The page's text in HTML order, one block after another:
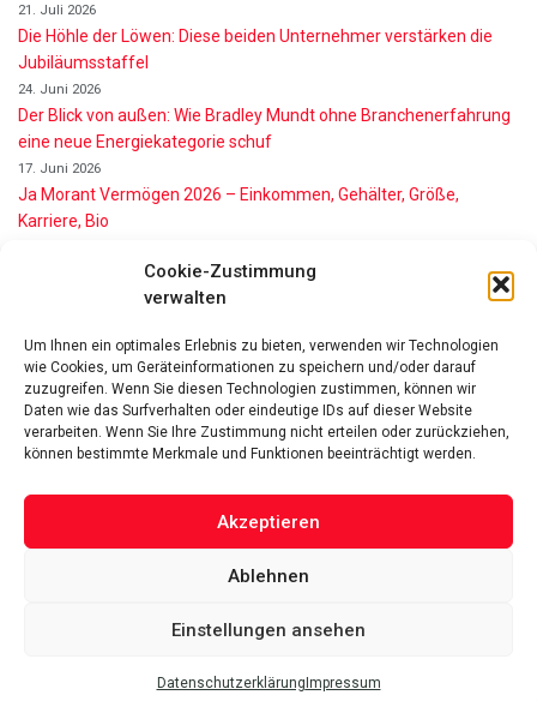
Cookie-Zustimmung
verwalten
Um Ihnen ein optimales Erlebnis zu bieten, verwenden wir Technologien
wie Cookies, um Geräteinformationen zu speichern und/oder darauf
zuzugreifen. Wenn Sie diesen Technologien zustimmen, können wir
Daten wie das Surfverhalten oder eindeutige IDs auf dieser Website
verarbeiten. Wenn Sie Ihre Zustimmung nicht erteilen oder zurückziehen,
können bestimmte Merkmale und Funktionen beeinträchtigt werden.
Akzeptieren
Ablehnen
Einstellungen ansehen
Datenschutzerklärung Impressum
21. Juli 2026
Die Höhle der Löwen: Diese beiden Unternehmer verstärken die
Jubiläumsstaffel
24. Juni 2026
Der Blick von außen: Wie Bradley Mundt ohne Branchenerfahrung
eine neue Energiekategorie schuf
17. Juni 2026
Ja Morant Vermögen 2026 – Einkommen, Gehälter, Größe,
Karriere, Bio
Alice Walton Vermögen 2026: So reich ist die Walmart-Erbin
wirklich
11. Juni 2026
Nino de Angelo Vermögen 2026 Wie Reich Ist Er?
9. Juni 2026
Das Vermögen von Promis von A bis Z
Twitter